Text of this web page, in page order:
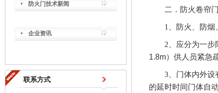
防火门技术新闻
企业资讯
联系方式
二．防火卷帘
1 防火、防
2
应分为一步
1.8m）供人员紧急
3
门体内外设
的延时时间门体自